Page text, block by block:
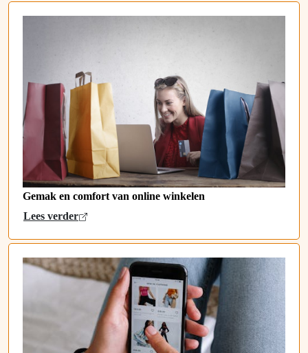
Gemak en comfort van online winkelen
Lees verder